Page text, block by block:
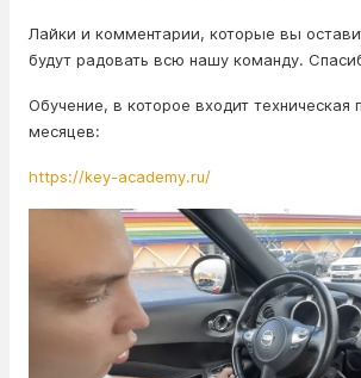
Лайки и комментарии, которые вы
будут радовать всю нашу команду.
Обучение, в которое входит техническая
месяцев:
https://key-academy.ru/